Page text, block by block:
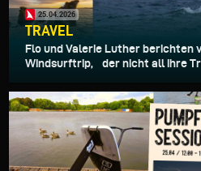
25.04.2026
TRAVEL
Flo und Valerie Luther berichten
Windsurftrip, der nicht all ihre